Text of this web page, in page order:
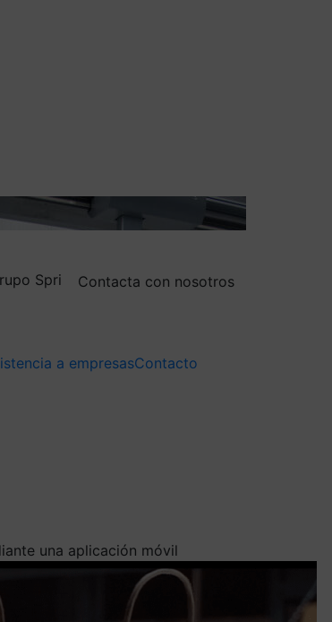
Spri
Contacta con nosotros
a empresasContacto
una aplicación móvil